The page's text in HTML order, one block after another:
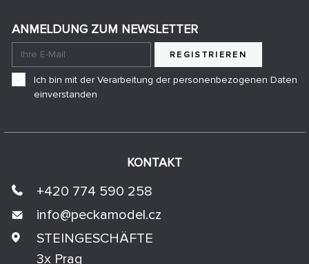
KONTAKT
+420 774 590 258
info@peckamodel.cz
STEINGESCHÄFTE
3x Prag
ANMELDUNG ZUM NEWSLETTER
REGISTRIEREN
Ich bin mit der Verarbeitung der personenbezogenen Daten
einverstanden